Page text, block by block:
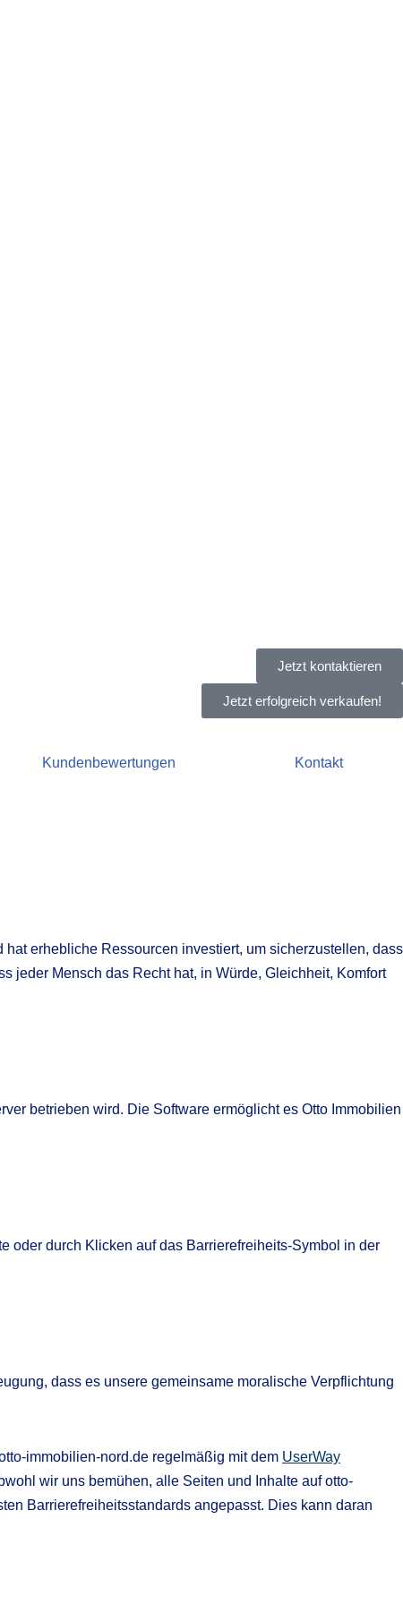
Jetzt kontaktieren
Jetzt erfolgreich verkaufen!
Kundenbewertungen Kontakt
erhebliche Ressourcen investiert, um sicherzustellen, dass
jeder Mensch das Recht hat, in Würde, Gleichheit, Komfort
betrieben wird. Die Software ermöglicht es Otto Immobilien
oder durch Klicken auf das Barrierefreiheits-Symbol in der
dass es unsere gemeinsame moralische Verpflichtung
immobilien-nord.de regelmäßig mit dem UserWay
wir uns bemühen, alle Seiten und Inhalte auf otto-
Barrierefreiheitsstandards angepasst. Dies kann daran